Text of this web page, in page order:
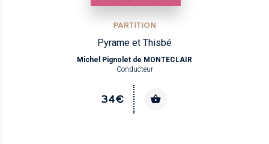
PARTITION
Pyrame et Thisbé
Michel Pignolet de MONTECLAIR
Conducteur
34€